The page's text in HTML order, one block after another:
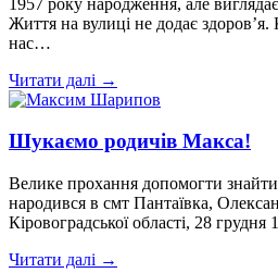
Життя на вулиці не додає
нас…
Читати далі →
Шукаємо родичів Макса!
Велике прохання допомогти
народився в смт Пантаївка,
Кіровоградської області, 28
Читати далі →